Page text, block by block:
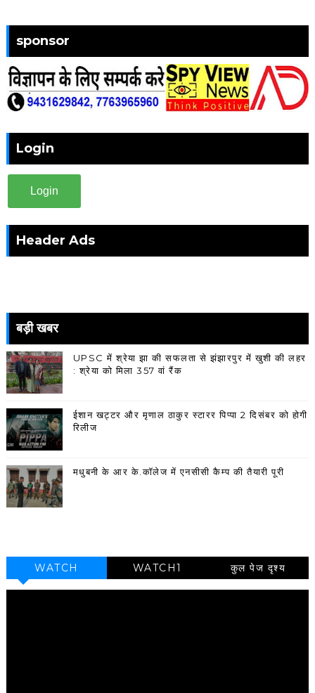
sponsor
Login
Login
Header Ads
बड़ी खबर
UPSC में श्रेया झा की सफलता से झंझारपुर में खुशी की लहर
: श्रेया को मिला 357 वां रैंक
ईशान खट्टर और मृणाल ठाकुर स्टारर पिप्पा 2 दिसंबर को होगी
रिलीज
मधुबनी के आर के.कॉलेज में एनसीसी कैम्प की तैयारी पूरी
WATCH WATCH1 कुल पेज दृश्य